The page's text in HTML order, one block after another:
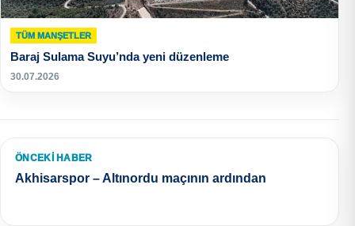
TÜM MANŞETLER
Baraj Sulama Suyu’nda yeni düzenleme
30.07.2026
ÖNCEKI HABER
Akhisarspor – Altınordu maçının ardından